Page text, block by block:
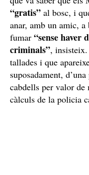
“gratis” al bosc, i
anar, amb un amic,
fumar “sense haver
criminals”, insisteix.
tallades i que
suposadament,
cabdells per valor de
càlculs de la policia